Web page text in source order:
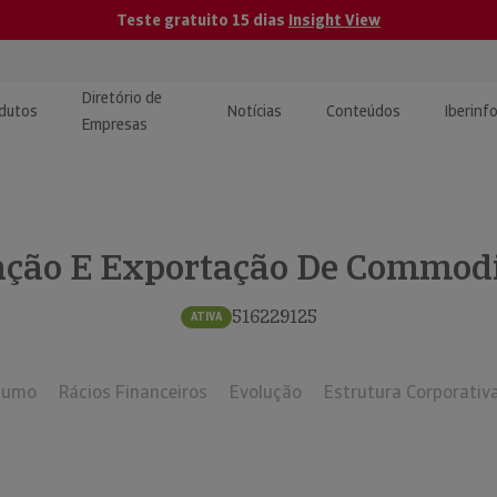
Teste gratuito 15 dias Insight View
e Monitorização de
Diretório de
Empresas
Notícias Conteúdos
| Estudos e
E Exportação De
ATIVA 516229125
Rácios Financeiros Evolução Estrutura Corporativa